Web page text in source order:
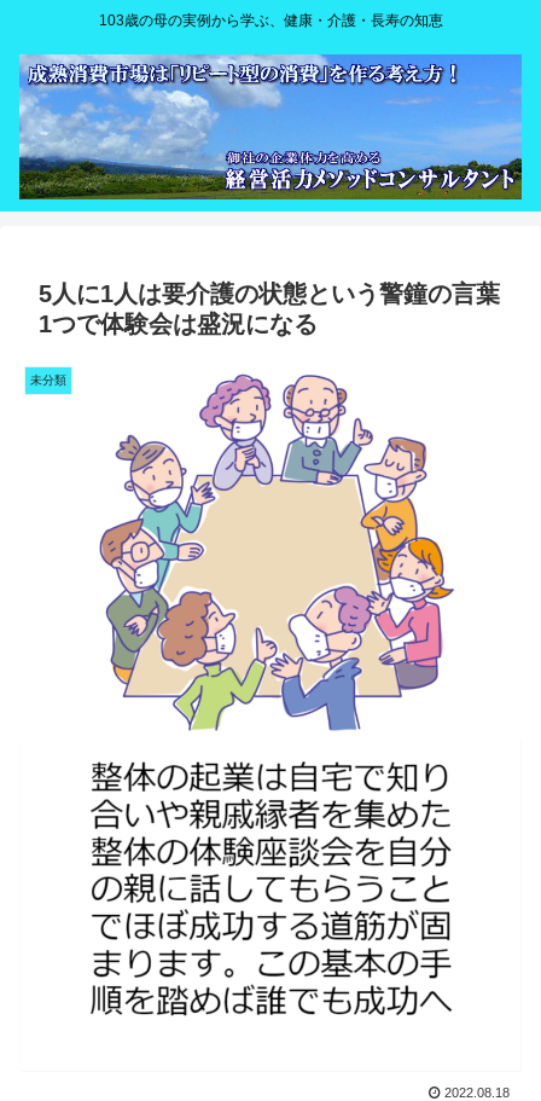
103歳の母の実例から学ぶ、健康・介護・長寿の知恵
5人に1人は要介護の状態という警鐘の言葉
1つで体験会は盛況になる
未分類
2022.08.18